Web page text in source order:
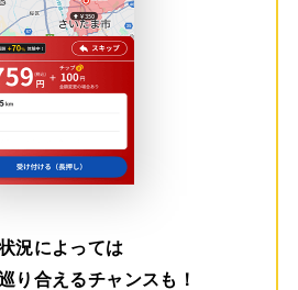
況によっては
り合えるチャンスも！